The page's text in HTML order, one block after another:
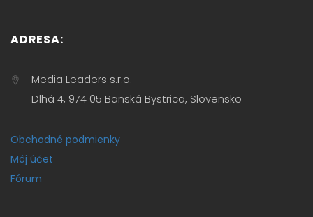
ADRESA:
Media Leaders s.r.o.
Dlhá 4, 974 05 Banská Bystrica, Slovensko
Obchodné podmienky
Môj účet
Fórum